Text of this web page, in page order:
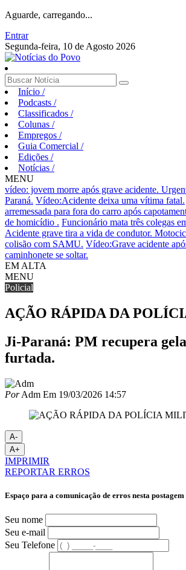
Aguarde, carregando...
Entrar
Segunda-feira, 10 de Agosto 2026
Início /
Podcasts /
Classificados /
Colunas /
Empregos /
Guia Comercial /
Edições /
Notícias /
MENU
vídeo: jovem morre após grave acidente.
Paraná. Vídeo:Acidente deixa uma vítima fatal.
arremessada para fora do carro após
de homicídio . Funcionário mata três colegas
Acidente grave tira a vida de condutor.
colisão com SAMU. Vídeo:Grave acidente
caminhonete se soltar.
EM ALTA
MENU
Policial
AÇÃO RÁPIDA DA
Ji-Paraná: PM recupera
furtada.
PorAdm Em 19/03/2026 14:57
A-
A+
IMPRIMIR
REPORTAR ERROS
Espaço para a comunicação de erros nesta postagem
Seu nome
Seu e-mail
Seu Telefone